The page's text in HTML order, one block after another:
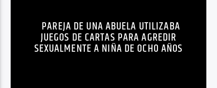
Radio holaPAREJA DE UNA ABUELA UTILIZABA
JUEGOS DE CARTAS PARA AGREDIR
SEXUALMENTE A NIÑA DE OCHO AÑOS